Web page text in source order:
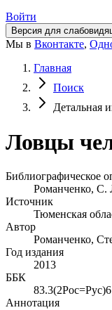
Войти
Версия для
Мы в Вконтакте,
Главная
Поиск
Детальная
Ловцы
Библиографическое
Романченко, С.
Источник
Тюменская
Автор
Романченко,
Год издания
2013
ББК
83.3(2Рос=Рус)6
Аннотация